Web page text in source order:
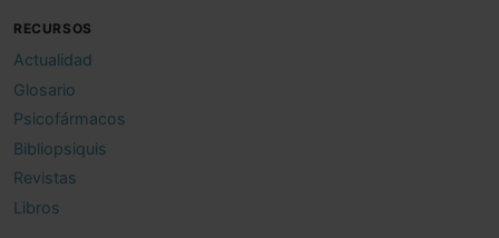
RECURSOS
Actualidad
Glosario
Psicofármacos
Bibliopsiquis
Revistas
Libros